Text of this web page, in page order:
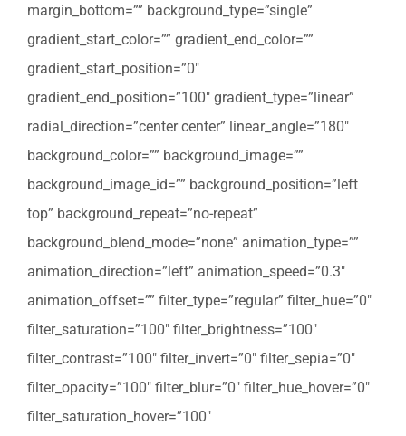
margin_bottom=”” background_type=”single”
gradient_start_color=”” gradient_end_color=””
gradient_start_position=”0″
gradient_end_position=”100″ gradient_type=”linear”
radial_direction=”center center” linear_angle=”180″
background_color=”” background_image=””
background_image_id=”” background_position=”left
top” background_repeat=”no-repeat”
background_blend_mode=”none” animation_type=””
animation_direction=”left” animation_speed=”0.3″
animation_offset=”” filter_type=”regular” filter_hue=”0″
filter_saturation=”100″ filter_brightness=”100″
filter_contrast=”100″ filter_invert=”0″ filter_sepia=”0″
filter_opacity=”100″ filter_blur=”0″ filter_hue_hover=”0″
filter_saturation_hover=”100″